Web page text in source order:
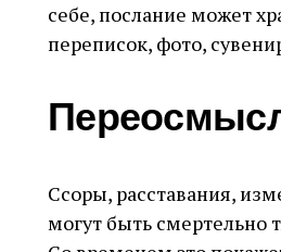
себе, послание может
переписок, фото,
Ссоры, расставания,
могут быть смертельно